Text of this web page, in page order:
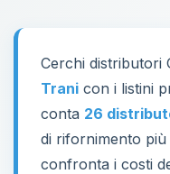
Cerchi distributori
Trani con i listini
conta 26
di rifornimento
confronta i costi